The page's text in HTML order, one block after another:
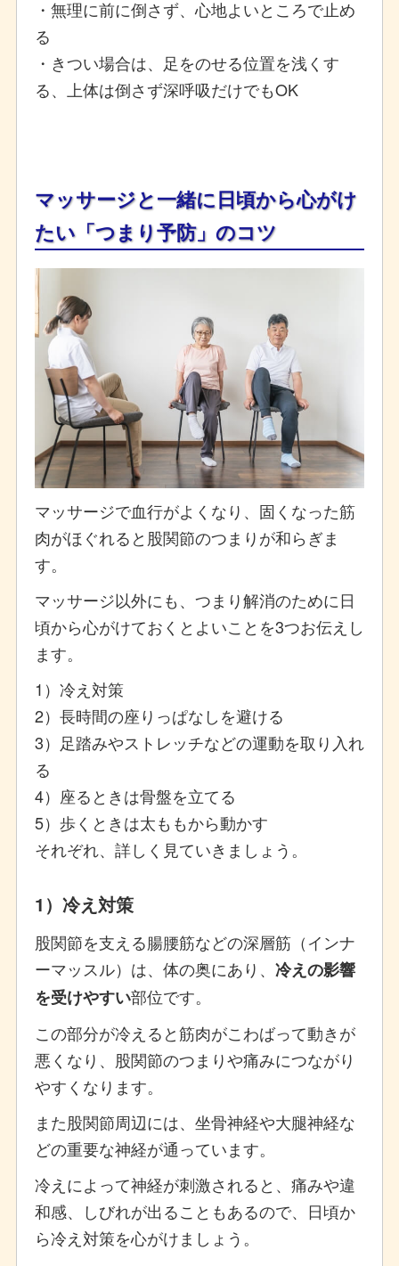
・無理に前に倒さず、心地よいところで止め
る
・きつい場合は、足をのせる位置を浅くす
る、上体は倒さず深呼吸だけでもOK
マッサージと一緒に日頃から心がけ
たい「つまり予防」のコツ
マッサージで血行がよくなり、固くなった筋
肉がほぐれると股関節のつまりが和らぎま
す。
マッサージ以外にも、つまり解消のために日
頃から心がけておくとよいことを3つお伝えし
ます。
1）冷え対策
2）長時間の座りっぱなしを避ける
3）足踏みやストレッチなどの運動を取り入れ
る
4）座るときは骨盤を立てる
5）歩くときは太ももから動かす
それぞれ、詳しく見ていきましょう。
1）冷え対策
股関節を支える腸腰筋などの深層筋（インナ
ーマッスル）は、体の奥にあり、 冷えの影響
を受けやすい部位です。
この部分が冷えると筋肉がこわばって動きが
悪くなり、股関節のつまりや痛みにつながり
やすくなります。
また股関節周辺には、坐骨神経や大腿神経な
どの重要な神経が通っています。
冷えによって神経が刺激されると、痛みや違
和感、しびれが出ることもあるので、日頃か
ら冷え対策を心がけましょう。